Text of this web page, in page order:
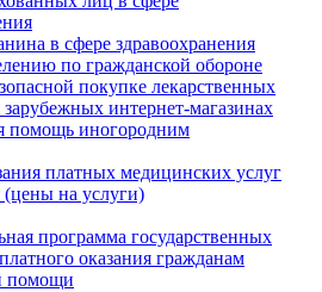
в сфере здравоохранения
по гражданской обороне
покупке лекарственных
зарубежных интернет-магазинах
помощь иногородним
платных медицинских услуг
на услуги)
программа государственных
оказания гражданам
помощи